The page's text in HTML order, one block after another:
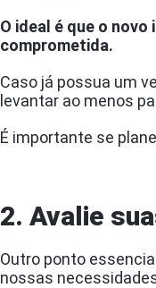
O ideal é que o
comprometida.
Caso já possua um
levantar ao menos
É importante se
2. Avalie
Outro ponto
nossas